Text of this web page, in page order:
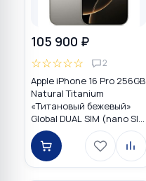
105 900 ₽
☆☆☆☆☆ 2
Apple iPhone 16 Pro 256GB
Natural Titanium
«Tитановый бежевый»
Global DUAL SIM (nano SIM
+ eSIM)